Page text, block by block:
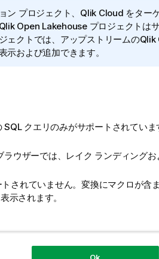
ン プロジェクト、Qlik Cloud をター
Qlik Open Lakehouseプロジェクトは
ェクトでは、アップストリームのQlik
示および追加できます。
SQL クエリのみがサポートされてい
ラウザーでは、レイク ランディング
されていません。変換にマクロが含
示されます。